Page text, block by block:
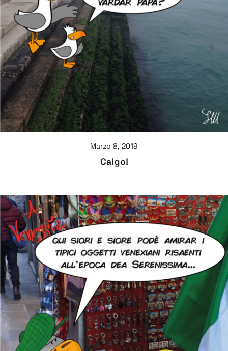
Marzo 8, 2019
Caigo!